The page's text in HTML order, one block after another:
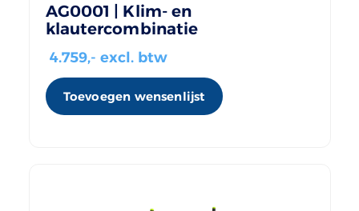
AG0001 | Klim- en
klautercombinatie
4.759,- excl. btw
Toevoegen wensenlijst